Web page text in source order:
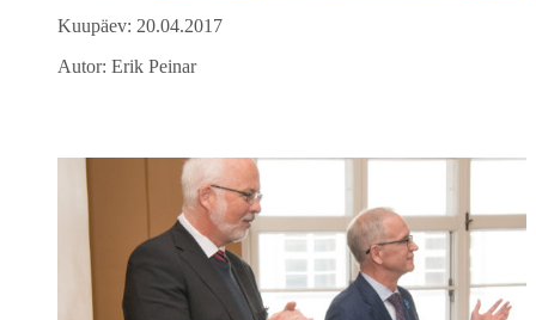
Kuupäev: 20.04.2017
Autor: Erik Peinar